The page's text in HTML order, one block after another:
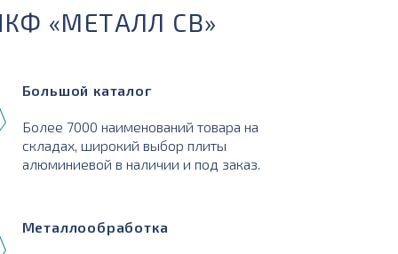
«МЕТАЛЛ СВ»
Большой каталог
Более 7000 наименований товара на
складах, широкий выбор плиты
алюминиевой в наличии и под заказ.
Металлообработка